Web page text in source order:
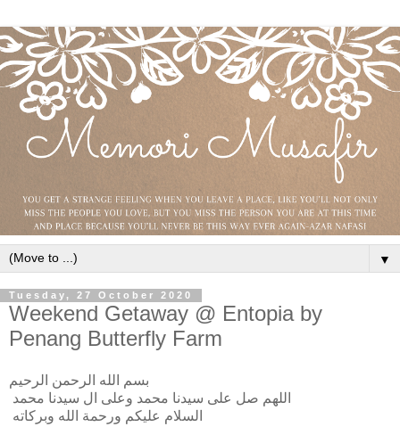
▼
Tuesday, 27 October 2020
Weekend Getaway @ Entopia by
Penang Butterfly Farm
بسم الله الرحمن الرحيم
اللهم صل على سيدنا محمد وعلى ال سيدنا محمد
السلام عليكم ورحمة الله وبركاته